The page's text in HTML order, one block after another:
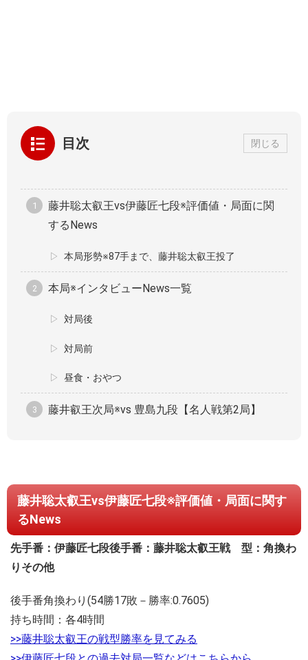
目次 閉じる
藤井聡太叡王vs伊藤匠七段※評価値・局面に関
するNews
本局形勢※87手まで、藤井聡太叡王投了
本局※インタビューNews一覧
対局後
対局前
昼食・おやつ
藤井叡王次局※vs 豊島九段【名人戦第2局】
藤井聡太叡王vs伊藤匠七段※評価値・局面に関す
るNews
先手番：伊藤匠七段後手番：藤井聡太叡王戦 型：角換わ
りその他
後手番角換わり(54勝17敗－勝率:0.7605)
持ち時間：各4時間
>>藤井聡太叡王の戦型勝率を見てみる